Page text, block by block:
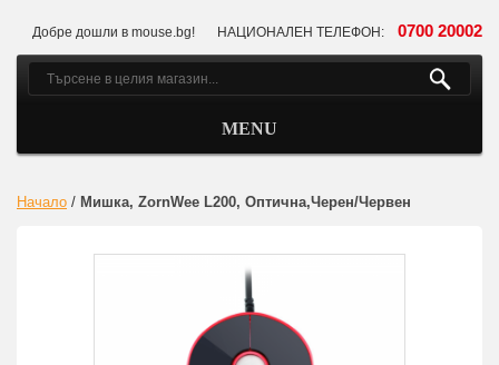
Добре дошли в mouse.bg! НАЦИОНАЛЕН ТЕЛЕФОН: 0700 20002
MENU
Начало / Мишка, ZornWee L200, Оптична,Черен/Червен